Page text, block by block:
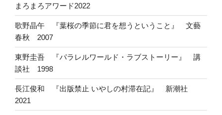
まろまろアワード2022
歌野晶午 『葉桜の季節に君を想うということ』 文藝
春秋 2007
東野圭吾 『パラレルワールド・ラブストーリー』 講
談社 1998
長江俊和 『出版禁止 いやしの村滞在記』 新潮社
2021